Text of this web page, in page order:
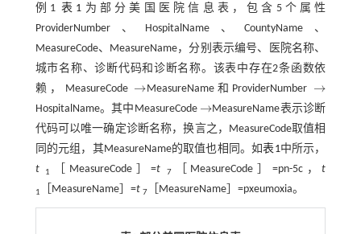
例1 表1 为部分美国医院信息表，包含5个属性
ProviderNumber、HospitalName、CountyName、
MeasureCode、MeasureName，分别表示编号、医院名称、
城市名称、诊断代码和诊断名称。该表中存在2条函数依
赖，MeasureCode →
→ MeasureName和ProviderNumber →
→
HospitalName。其中MeasureCode →
→ MeasureName表示诊断
代码可以唯一确定诊断名称，换言之，MeasureCode取值相
同的元组，其MeasureName的取值也相同。如表1中所示，
t
1 ［MeasureCode］=t 7 ［MeasureCode］=pn-5c，t
1 ［MeasureName］=t 7［MeasureName］=pxeumoxia。